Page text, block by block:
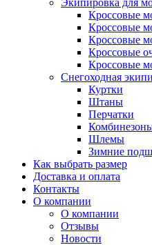
Экипировка для
Кроссовые
Кроссовые
Кроссовые
Кроссовые
Кроссовые
Снегоходная
Куртки
Штаны
Перчатки
Шлемы
Зимние
Как выбрать размер
Доставка и оплата
Контакты
О компании
О компании
Отзывы
Новости